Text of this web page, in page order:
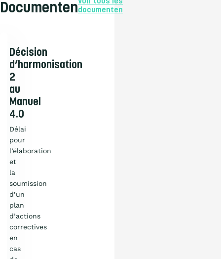
Documentendocumenten
Décision
d’harmonisation
2
au
Manuel
4.0
Délai
pour
l’élaboration
et
la
soumission
d’un
plan
d’actions
correctives
en
cas